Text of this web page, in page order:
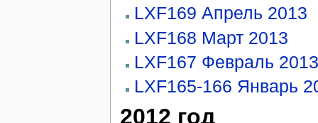
LXF169 Апрель 2013
LXF168 Март 2013
LXF167 Февраль 2013
LXF165-166 Январь
2012 год